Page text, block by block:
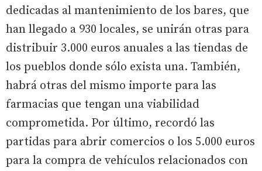
dedicadas al mantenimiento de los bares, que
han llegado a 930 locales, se unirán otras para
distribuir 3.000 euros anuales a las tiendas de
los pueblos donde sólo exista una. También,
habrá otras del mismo importe para las
farmacias que tengan una viabilidad
comprometida. Por último, recordó las
partidas para abrir comercios o los 5.000 euros
para la compra de vehículos relacionados con